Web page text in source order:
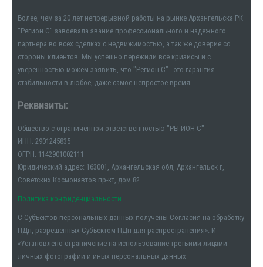
Более, чем за 20 лет непрерывной работы на рынке Архангельска РК
"Регион С" завоевала звание профессионального и надежного
партнера во всех сделках с недвижимостью, а так же доверие со
стороны клиентов. Мы успешно пережили все кризисы и с
уверенностью можем заявить, что "Регион С" - это гарантия
стабильности в любое, даже самое непростое время.
Реквизиты:
Общество с ограниченной ответственностью "РЕГИОН С"
ИНН: 2901245835
ОГРН: 1142901002111
Юридический адрес: 163001, Архангельская обл, Архангельск г,
Советских Космонавтов пр-кт, дом 82
Политика конфиденциальности
С Субъектов персональных данных получены Согласия на обработку
ПДн, разрешённых Субъектом ПДн для распространения». И
«Установлено ограничение на использование третьими лицами
личных фотографий и иных персональных данных